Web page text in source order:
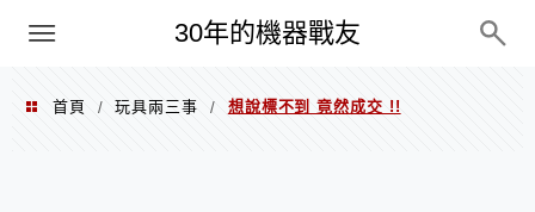
30年的機器戰友
PC
首頁 / 玩具兩三事 / 想說標不到 竟然成交 !!